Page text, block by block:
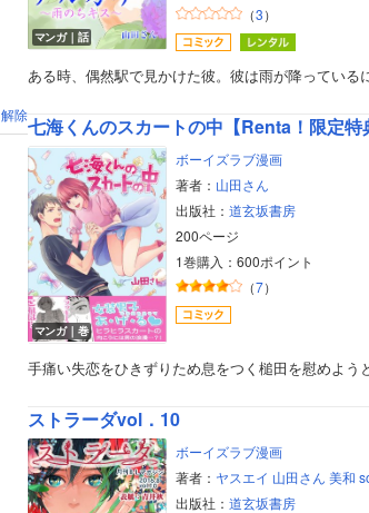
解除
マンガ｜話
（3）
ある時、偶然駅で見かけた彼。彼は雨が降ってい
七海くんのスカートの中【Renta！限定特
マンガ｜巻
ボーイズラブ漫画
著者： 山田さん
出版社： 道玄坂書房
200ページ
1巻購入：600ポイント
（7）
手痛い失恋をひきずりため息をつく槌田を慰めよ
ストラーダvol．10
ボーイズラブ漫画
著者： ヤスエイ 山田さん 美和
出版社： 道玄坂書房